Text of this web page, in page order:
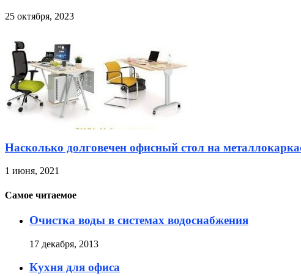
25 октября, 2023
Насколько долговечен офисный стол на
1 июня, 2021
Самое читаемое
Очистка воды в системах водоснабжения
17 декабря, 2013
Кухня для офиса